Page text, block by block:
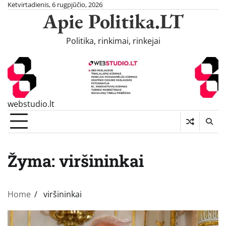
SkipKetvirtadienis, 6 rugpjūčio, 2026
Apie Politika.LT
Politika, rinkimai, rinkejai
webstudio.lt
Žyma: viršininkai
Home viršininkai